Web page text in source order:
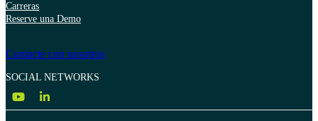
Carreras
Reserve una Demo
Contacte con nosotros
SOCIAL NETWORKS